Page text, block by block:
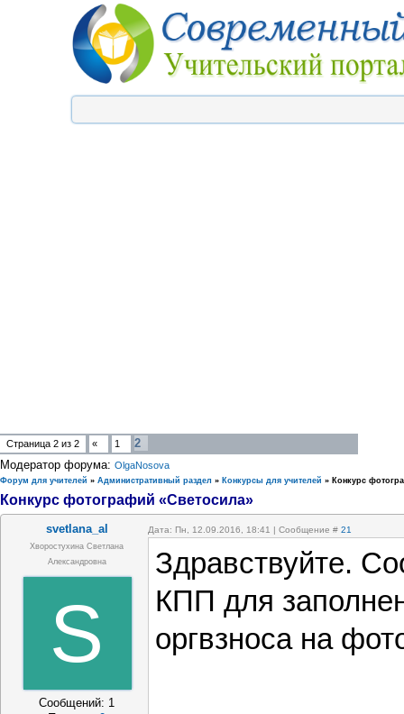
Страница 2 из 2 « 1
2
Модератор форума: OlgaNosova
Форум для учителей » Административный раздел » Конкурсы для учителей » Конкурс
Конкурс фотографий «Светосила»
svetlana_al Дата: Пн, 12.09.2016, 18:41 | Сообщение # 21
Хворостухина Светлана
Александровна
S
Сообщений: 1
Здравствуйте.
КПП для
оргвзноса на